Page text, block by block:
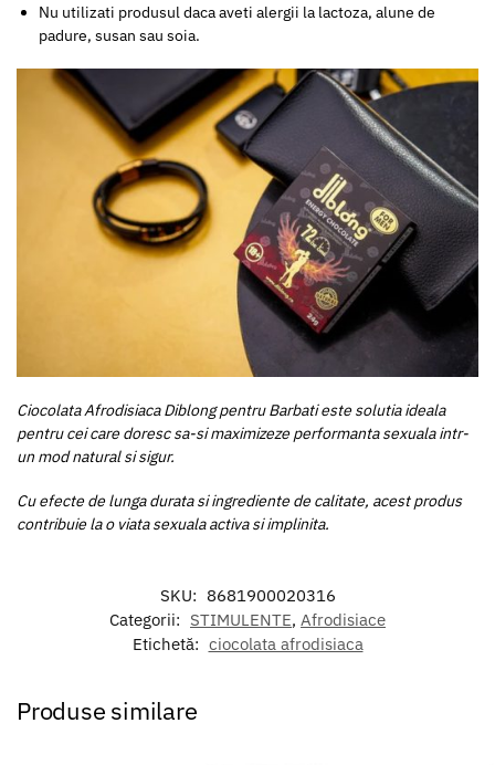
Nu utilizati produsul daca aveti alergii la lactoza, alune de
padure, susan sau soia.
Ciocolata Afrodisiaca Diblong pentru Barbati este solutia ideala
pentru cei care doresc sa-si maximizeze performanta sexuala intr-
un mod natural si sigur.
Cu efecte de lunga durata si ingrediente de calitate, acest produs
contribuie la o viata sexuala activa si implinita.
SKU: 8681900020316
Categorii: STIMULENTE, Afrodisiace
Etichetă: ciocolata afrodisiaca
Produse similare